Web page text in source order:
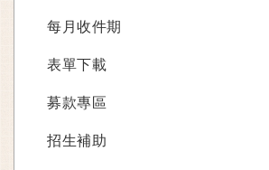
每月收件期
表單下載
募款專區
招生補助